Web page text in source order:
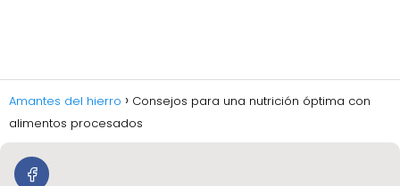
Amantes del hierro
Consejos para una nutrición óptima con
alimentos procesados